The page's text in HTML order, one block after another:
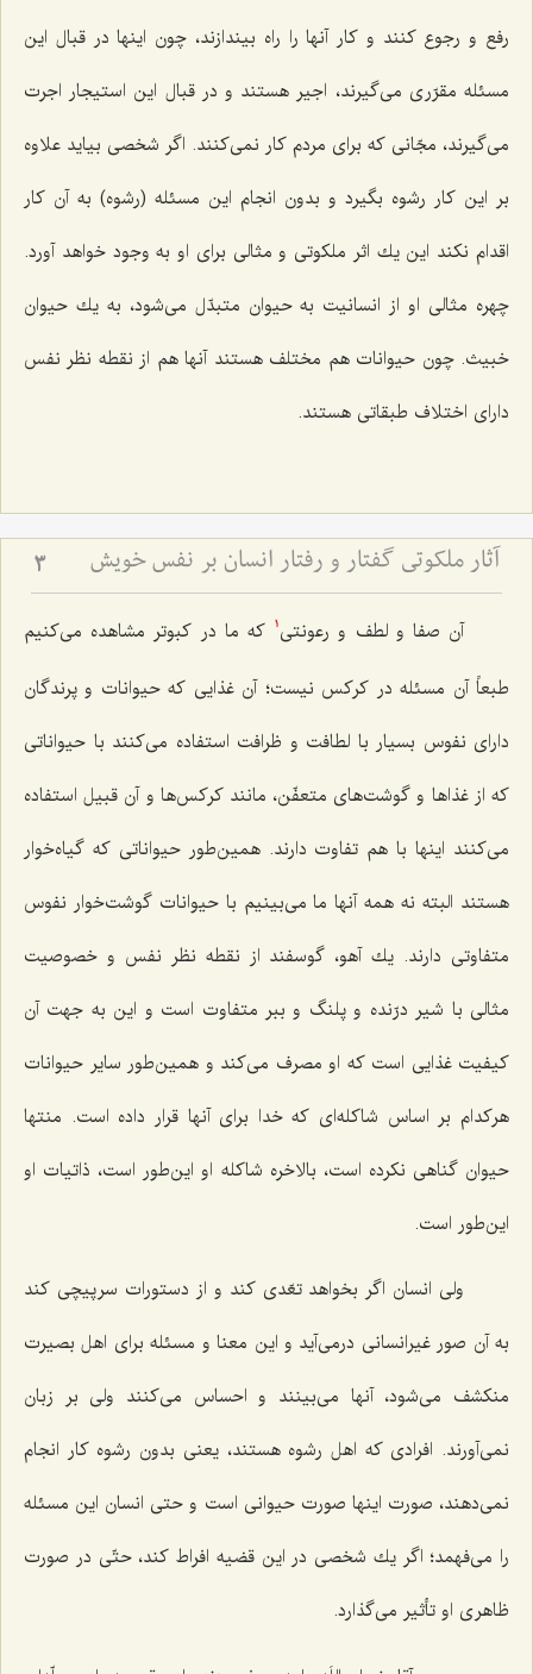
رفع و رجوع كنند و كار آنها را راه بیندازند، چون اینها در قبال این
مسئله مقرّری می‌گیرند، اجیر هستند و در قبال این استیجار اجرت
می‌گیرند، مجّانی كه برای مردم كار نمی‌كنند. اگر شخصی بیاید علاوه
بر این كار رشوه بگیرد و بدون انجام این مسئله (رشوه) به آن كار
اقدام نكند این یك اثر ملكوتی و مثالی برای او به وجود خواهد آورد.
چهره مثالی او از انسانیت به حیوان متبدّل می‌شود، به یك حیوان
خبیث. چون حیوانات هم مختلف هستند آنها هم از نقطه نظر نفس
دارای اختلاف طبقاتی هستند.
آثار ملکوتی گفتار و رفتار انسان بر نفس خویش 3
آن صفا و لطف و رعونتی‌ 1
كه ما در كبوتر مشاهده می‌كنیم
طبعاً آن مسئله در كركس نیست؛ آن غذایی كه حیوانات و پرندگان
دارای نفوس بسیار با لطافت و ظرافت استفاده می‌كنند با حیواناتی
كه از غذاها و گوشت‌های متعفّن، مانند كركس‌ها و آن قبیل استفاده
می‌كنند اینها با هم تفاوت دارند. همین‌طور حیواناتی كه گیاه‌خوار
هستند البته نه همه آنها ما می‌بینیم با حیوانات گوشت‌خوار نفوس
متفاوتی دارند. یك آهو، گوسفند از نقطه نظر نفس و خصوصیت
مثالی با شیر درّنده و پلنگ و ببر متفاوت است و این به جهت آن
كیفیت غذایی است كه او مصرف می‌كند و همین‌طور سایر حیوانات
هركدام بر اساس شاكله‌ای كه خدا برای آنها قرار داده است. منتها
حیوان گناهی نكرده است، بالاخره شاكله او این‌طور است، ذاتیات او
این‌طور است.
ولی انسان اگر بخواهد تعّدی كند و از دستورات سرپیچی كند
به آن صور غیرانسانی درمی‌آید و این معنا و مسئله برای اهل بصیرت
منكشف می‌شود، آنها می‌بینند و احساس می‌كنند ولی بر زبان
نمی‌آورند. افرادی كه اهل رشوه هستند، یعنی بدون رشوه كار انجام
نمی‌دهند، صورت اینها صورت حیوانی است و حتی انسان این مسئله
را می‌فهمد؛ اگر یك شخصی در این قضیه افراط كند، حتّی در صورت
ظاهری او تأثیر می‌گذارد.